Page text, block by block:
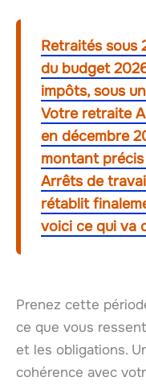
Retraités sous
du budget
impôts, sous
Votre retraite
en décembre
montant
Arrêts de
rétablit
voici ce qui va
Prenez cette
ce que vous
et les obligations.
cohérence avec